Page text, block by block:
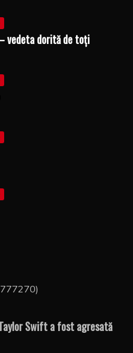
vedeta dorită de toți
Swift a fost agresată